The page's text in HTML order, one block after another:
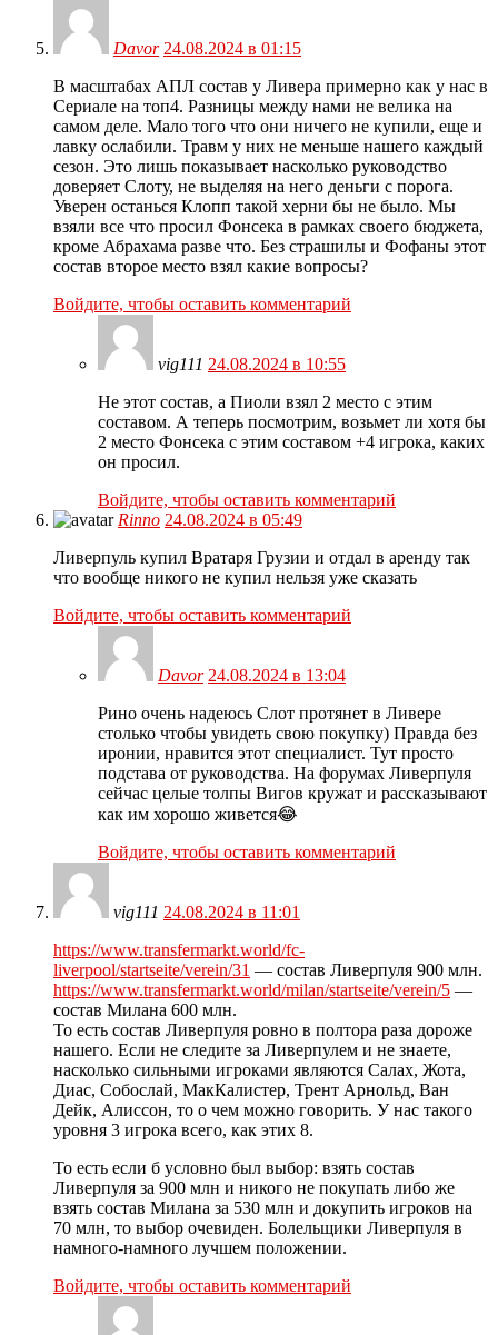
Davor 24.08.2024 в 01:15
В масштабах АПЛ состав у Ливера примерно как у нас в
Сериале на топ4. Разницы между нами не велика на
самом деле. Мало того что они ничего не купили, еще и
лавку ослабили. Травм у них не меньше нашего каждый
сезон. Это лишь показывает насколько руководство
доверяет Слоту, не выделяя на него деньги с порога.
Уверен останься Клопп такой херни бы не было. Мы
взяли все что просил Фонсека в рамках своего бюджета,
кроме Абрахама разве что. Без страшилы и Фофаны этот
состав второе место взял какие вопросы?
Войдите, чтобы оставить комментарий
vig111 24.08.2024 в 10:55
Не этот состав, а Пиоли взял 2 место с этим
составом. А теперь посмотрим, возьмет ли хотя бы
2 место Фонсека с этим составом +4 игрока, каких
он просил.
Войдите, чтобы оставить комментарий
Rinno 24.08.2024 в 05:49
Ливерпуль купил Вратаря Грузии и отдал в аренду так
что вообще никого не купил нельзя уже сказать
Войдите, чтобы оставить комментарий
Davor 24.08.2024 в 13:04
Рино очень надеюсь Слот протянет в Ливере
столько чтобы увидеть свою покупку) Правда без
иронии, нравится этот специалист. Тут просто
подстава от руководства. На форумах Ливерпуля
сейчас целые толпы Вигов кружат и рассказывают
как им хорошо живется😂
Войдите, чтобы оставить комментарий
vig111 24.08.2024 в 11:01
https://www.transfermarkt.world/fc-
liverpool/startseite/verein/31 — состав Ливерпуля 900 млн.
https://www.transfermarkt.world/milan/startseite/verein/5 —
состав Милана 600 млн.
То есть состав Ливерпуля ровно в полтора раза дороже
нашего. Если не следите за Ливерпулем и не знаете,
насколько сильными игроками являются Салах, Жота,
Диас, Собослай, МакКалистер, Трент Арнольд, Ван
Дейк, Алиссон, то о чем можно говорить. У нас такого
уровня 3 игрока всего, как этих 8.
То есть если б условно был выбор: взять состав
Ливерпуля за 900 млн и никого не покупать либо же
взять состав Милана за 530 млн и докупить игроков на
70 млн, то выбор очевиден. Болельщики Ливерпуля в
намного-намного лучшем положении.
Войдите, чтобы оставить комментарий